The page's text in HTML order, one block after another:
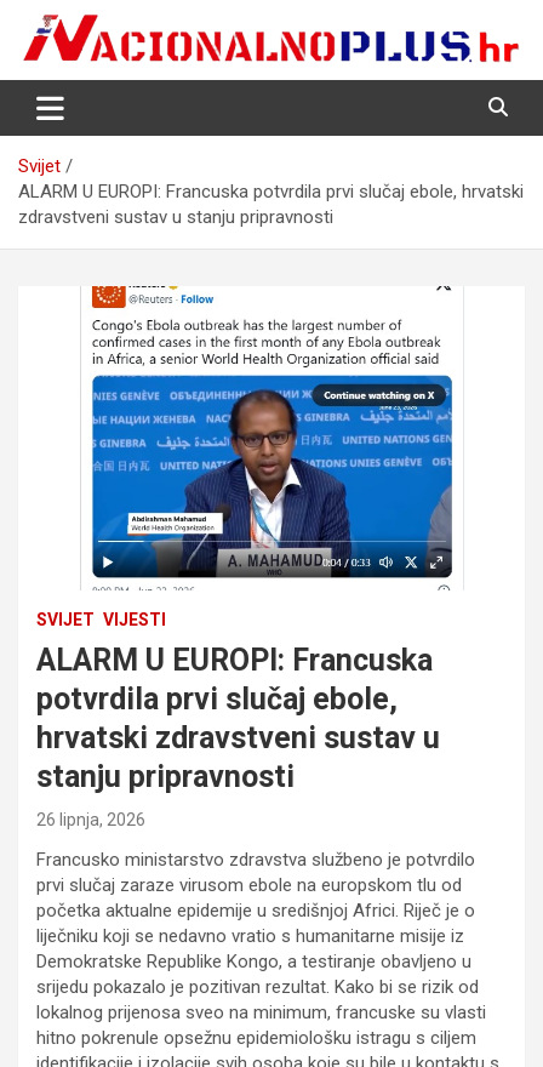
content
NacionalnoPlus.hr
Nacija želi znati više
Svijet
ALARM U EUROPI: Francuska potvrdila prvi slučaj ebole, hrvatski
zdravstveni sustav u stanju pripravnosti
SVIJET VIJESTI
ALARM U EUROPI: Francuska
potvrdila prvi slučaj ebole,
hrvatski zdravstveni sustav u
stanju pripravnosti
26 lipnja, 2026
Francusko ministarstvo zdravstva službeno je potvrdilo
prvi slučaj zaraze virusom ebole na europskom tlu od
početka aktualne epidemije u središnjoj Africi. Riječ je o
liječniku koji se nedavno vratio s humanitarne misije iz
Demokratske Republike Kongo, a testiranje obavljeno u
srijedu pokazalo je pozitivan rezultat. Kako bi se rizik od
lokalnog prijenosa sveo na minimum, francuske su vlasti
hitno pokrenule opsežnu epidemiološku istragu s ciljem